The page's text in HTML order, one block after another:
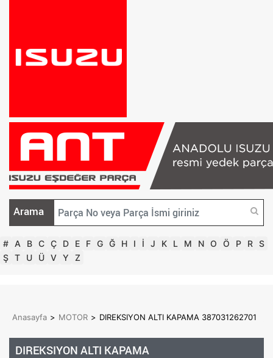
Arama
# A B C Ç D E F G Ğ H I İ J K L M N O Ö P R S
Ş T U Ü V Y Z
Anasayfa > MOTOR > DIREKSIYON ALTI KAPAMA 387031262701
DIREKSIYON ALTI KAPAMA